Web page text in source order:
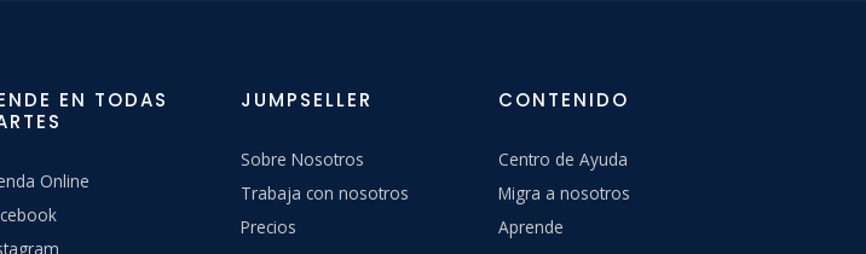
EN TODAS
Online
JUMPSELLER
Sobre Nosotros
Trabaja con nosotros
Precios
CONTENIDO
Centro de Ayuda
Migra a nosotros
Aprende